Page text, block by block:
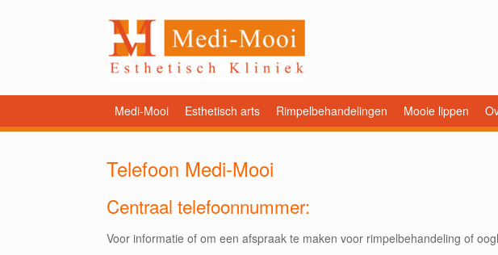
Medi-Mooi Esthetisch arts Rimpelbehandelingen Mooie lippen
Telefoon Medi-Mooi
Centraal telefoonnummer:
Voor informatie of om een afspraak te maken voor rimpelbehandeling of